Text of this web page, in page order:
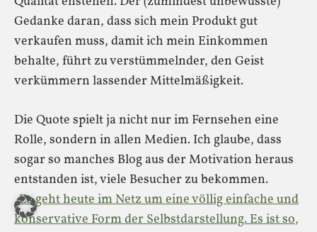
Gedanke daran, dass sich mein Produkt gut
verkaufen muss, damit ich mein Einkommen
behalte, führt zu verstümmelnder, den Geist
verkümmern lassender Mittelmäßigkeit.
Die Quote spielt ja nicht nur im Fernsehen eine
Rolle, sondern in allen Medien. Ich glaube, dass
sogar so manches Blog aus der Motivation heraus
entstanden ist, viele Besucher zu bekommen.
„Es geht heute im Netz um eine völlig einfache und
konservative Form der Selbstdarstellung. Es ist so,